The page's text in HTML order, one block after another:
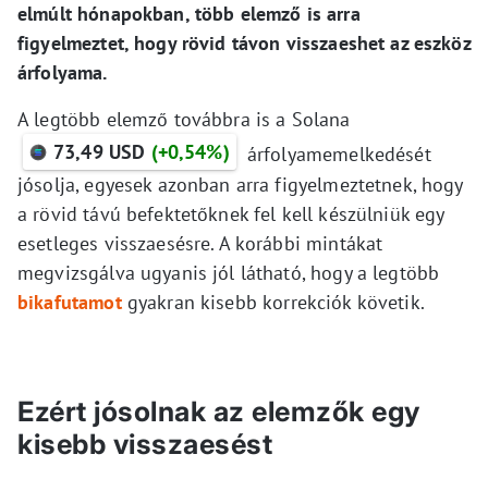
elmúlt hónapokban, több elemző is arra
figyelmeztet, hogy rövid távon visszaeshet az eszköz
árfolyama.
A legtöbb elemző továbbra is a Solana
73,49 USD (+0,54%)
árfolyamemelkedését
jósolja, egyesek azonban arra figyelmeztetnek, hogy
a rövid távú befektetőknek fel kell készülniük egy
esetleges visszaesésre. A korábbi mintákat
megvizsgálva ugyanis jól látható, hogy a legtöbb
bikafutamotgyakran kisebb korrekciók követik.
Ezért jósolnak az elemzők egy
kisebb visszaesést